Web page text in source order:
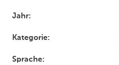
Jahr
Kategorie
Sprache